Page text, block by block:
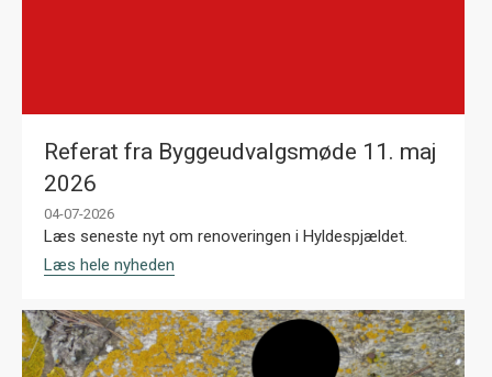
Referat fra Byggeudvalgsmøde 11. maj
2026
04-07-2026
Læs seneste nyt om renoveringen i Hyldespjældet.
Læs hele nyheden